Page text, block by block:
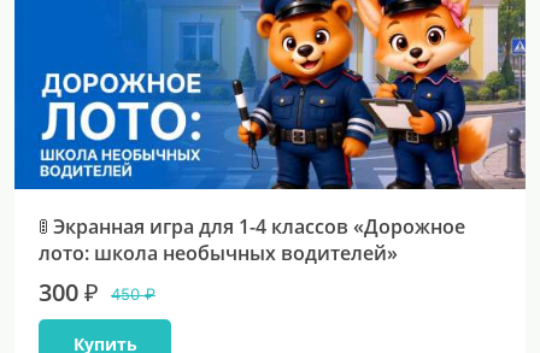
🚦 Экранная игра для 1-4 классов «Дорожное
лото: школа необычных водителей»
300 ₽ 450 ₽
Купить